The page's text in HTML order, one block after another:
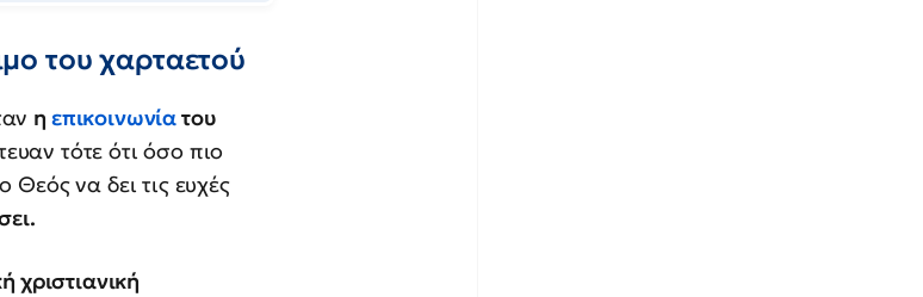
του χαρταετού
η επικοινωνίατου
τότε ότι όσο πιο
να δει τις ευχές
χριστιανική